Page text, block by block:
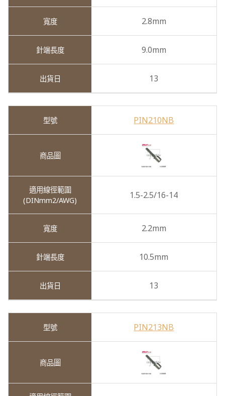
2.8mm
9.0mm
13
PIN210NB
1.5-2.5/16-14
2.2mm
10.5mm
13
PIN213NB